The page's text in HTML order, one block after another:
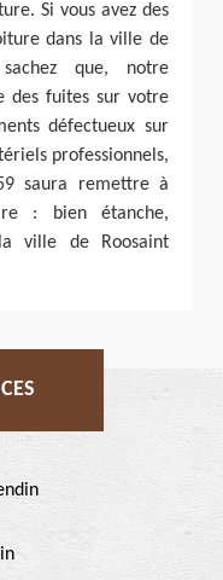
Si vous avez des
dans la ville de
que, notre
des fuites sur votre
défectueux sur
professionnels,
saura remettre à
: bien étanche,
ville de Roosaint